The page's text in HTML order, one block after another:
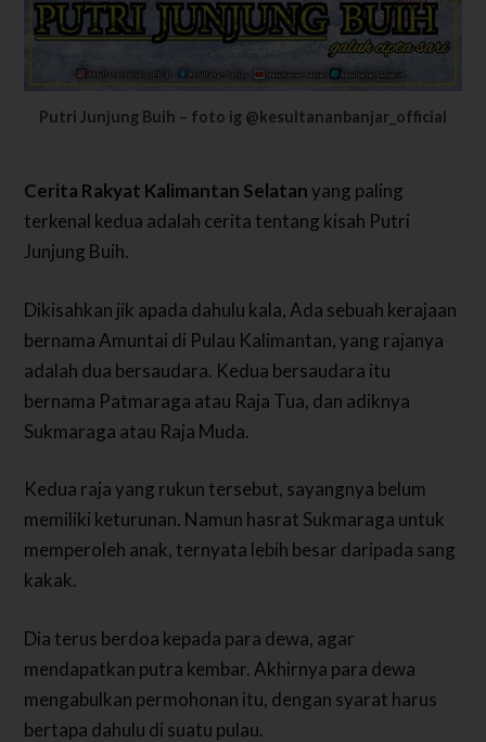
Putri Junjung Buih – foto ig @kesultananbanjar_official
Cerita Rakyat Kalimantan Selatanyang paling
terkenal kedua adalah cerita tentang kisah Putri
Junjung Buih.
Dikisahkan jik apada dahulu kala, Ada sebuah kerajaan
bernama Amuntai di Pulau Kalimantan, yang rajanya
adalah dua bersaudara. Kedua bersaudara itu
bernama Patmaraga atau Raja Tua, dan adiknya
Sukmaraga atau Raja Muda.
Kedua raja yang rukun tersebut, sayangnya belum
memiliki keturunan. Namun hasrat Sukmaraga untuk
memperoleh anak, ternyata lebih besar daripada sang
kakak.
Dia terus berdoa kepada para dewa, agar
mendapatkan putra kembar. Akhirnya para dewa
mengabulkan permohonan itu, dengan syarat harus
bertapa dahulu di suatu pulau.